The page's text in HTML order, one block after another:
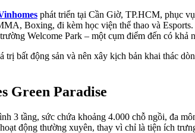
phát triển tại Cần Giờ, TP.HCM, phục
Boxing, đi kèm học viện thể thao và
Welcome Park – một cụm điểm đến có khả
trị bất động sản và nên xây kịch bản khai thác
Green Paradise
3 tầng, sức chứa khoảng 4.000 chỗ ngồi, đa
động thường xuyên, thay vì chỉ là tiện ích